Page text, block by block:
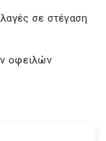
σε στέγαση
οφειλών